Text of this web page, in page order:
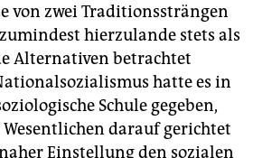
von zwei Traditionssträngen
hierzulande stets als
Alternativen betrachtet
hatte es in
Schule gegeben,
darauf gerichtet
Einstellung den sozialen